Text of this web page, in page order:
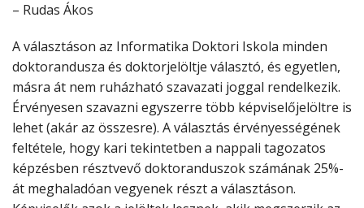
– Rudas Ákos
A választáson az Informatika Doktori Iskola minden
doktorandusza és doktorjelöltje választó, és egyetlen,
másra át nem ruházható szavazati joggal rendelkezik.
Érvényesen szavazni egyszerre több képviselőjelöltre is
lehet (akár az összesre). A választás érvényességének
feltétele, hogy kari tekintetben a nappali tagozatos
képzésben résztvevő doktoranduszok számának 25%-
át meghaladóan vegyenek részt a választáson.